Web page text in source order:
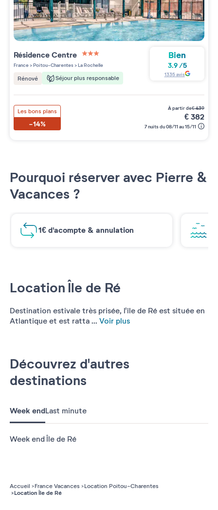
Location Île de Ré
Destination estivale très prisée, l'île de Ré est située en
Atlantique et est ratta ... Voir plus
RésidenceCentre
3 étoiles sur 5
France>Poitou-Charentes>La Rochelle
Rénové Séjour plus responsable
Bien
3.9 /5
1335avis
Les bons plans
-14%
à partir de€439
€382
7 nuits du 08/11 au 15/11
Pourquoi réserver avec Pierre &
Vacances ?
1€ d'acompte & annulation
Découvrez d'autres
destinations
Week endLast minute
Week end Île de Ré
Accueil France Vacances Location Poitou-Charentes
Location Île de Ré